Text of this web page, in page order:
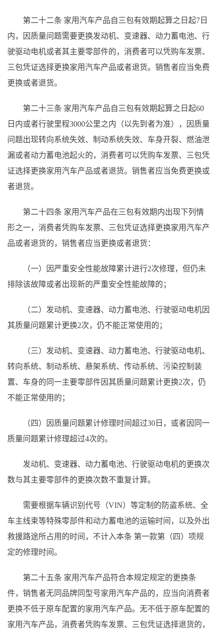
第二十二条 家用汽车产品自三包有效期起算之日起7日
内，因质量问题需要更换发动机、变速器、动力蓄电池、行
驶驱动电机或者其主要零部件的，消费者可以凭购车发票、
三包凭证选择更换家用汽车产品或者退货。销售者应当免费
更换或者退货。
第二十三条 家用汽车产品自三包有效期起算之日起60
日内或者行驶里程3000公里之内（以先到者为准），因质量
问题出现转向系统失效、制动系统失效、车身开裂、燃油泄
漏或者动力蓄电池起火的，消费者可以凭购车发票、三包凭
证选择更换家用汽车产品或者退货。销售者应当免费更换或
者退货。
第二十四条 家用汽车产品在三包有效期内出现下列情
形之一，消费者凭购车发票、三包凭证选择更换家用汽车产
品或者退货的，销售者应当更换或者退货：
（一）因严重安全性能故障累计进行2次修理，但仍未
排除该故障或者出现新的严重安全性能故障的；
（二）发动机、变速器、动力蓄电池、行驶驱动电机因
其质量问题累计更换2次，仍不能正常使用的；
（三）发动机、变速器、动力蓄电池、行驶驱动电机、
转向系统、制动系统、悬架系统、传动系统、污染控制装
置、车身的同一主要零部件因其质量问题累计更换2次，仍
不能正常使用的；
（四）因质量问题累计修理时间超过30日，或者因同一
质量问题累计修理超过4次的。
发动机、变速器、动力蓄电池、行驶驱动电机的更换次
数与其主要零部件的更换次数不重复计算。
需要根据车辆识别代号（VIN）等定制的防盗系统、全
车主线束等特殊零部件和动力蓄电池的运输时间，以及外出
救援路途所占用的时间，不计入本条 第一款第（四）项规
定的修理时间。
第二十五条 家用汽车产品符合本规定规定的更换条
件，销售者无同品牌同型号家用汽车产品的，应当向消费者
更换不低于原车配置的家用汽车产品。无不低于原车配置的
家用汽车产品，消费者凭购车发票、三包凭证选择退货的，